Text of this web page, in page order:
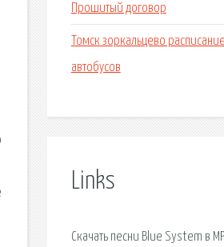
Прошитый договор
Томск зоркальцево расписание
автобусов
Links
Скачать песни Blue System в